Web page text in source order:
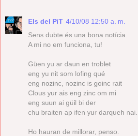
Els del PiT 4/10/08 12:50 a. m.
Sens dubte és una bona notícia.
A mi no em funciona, tu!
Güen yu ar daun en troblet
eng yu nit som lofing qué
eng nozinc, nozinc is goinc rait
Clous yur ais eng zinc om mi
eng suun ai güil bi der
chu braiten ap ifen yur darqueh nai...
Ho hauran de millorar, penso.